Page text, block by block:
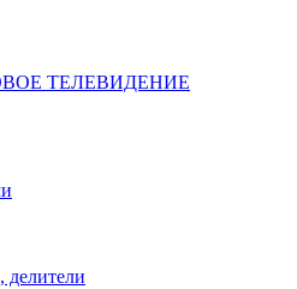
ТЕЛЕВИДЕНИЕ
делители